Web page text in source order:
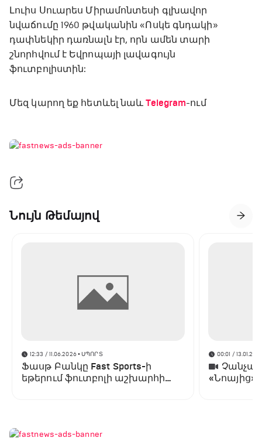
Լուիս Սուարես Միրամոնտեսի գլխավոր
նվաճումը 1960 թվականին «Ոսկե գնդակի»
դափնեկիր դառնալն էր, որն ամեն տարի
շնորհվում է Եվրոպայի լավագույն
ֆուտբոլիստին:
Մեզ կարող եք հետևել նաև Telegram-ում
Նույն Թեմայով
12:33 / 11.06.2026• ՍՊՈՐՏ
Ֆասթ Բանկը Fast Sports-ի
եթերում ֆուտբոլի աշխարհի
00:01 /
«Նոայից»